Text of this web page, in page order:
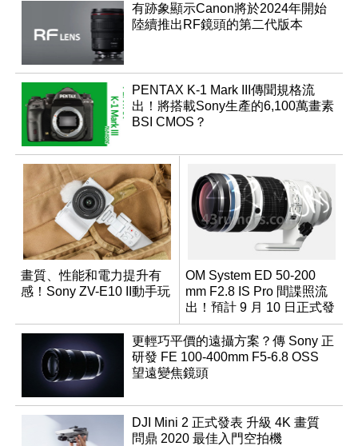
有跡象顯示Canon將於2024年開始
陸續推出RF鏡頭的第二代版本
PENTAX K-1 Mark III傳聞規格流
出！將搭載Sony生產的6,100萬畫素
BSI CMOS？
畫質、性能和電力提升有
感！Sony ZV-E10 II動手玩
OM System ED 50-200
mm F2.8 IS Pro 間諜照流
出！預計 9 月 10 日正式發
表
更輕巧平價的遠攝方案？傳 Sony 正
研發 FE 100-400mm F5-6.8 OSS
望遠變焦鏡頭
DJI Mini 2 正式發表 升級 4K 畫質
問鼎 2020 最佳入門空拍機